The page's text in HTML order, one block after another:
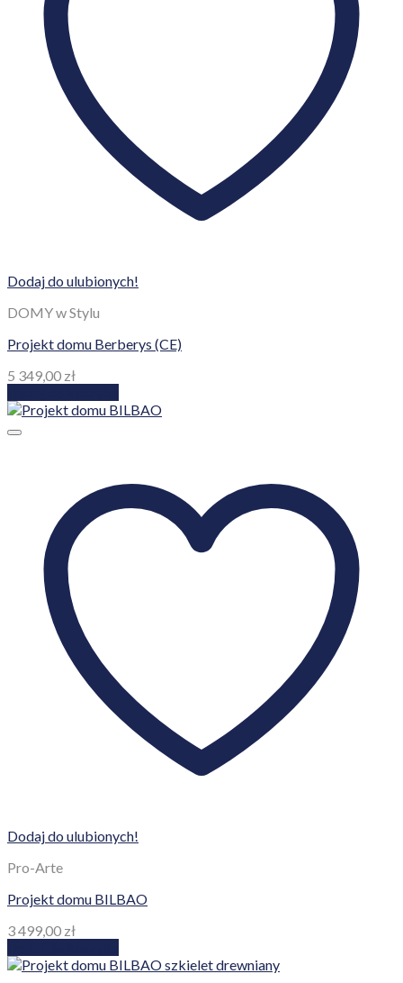
Dodaj do ulubionych!
DOMY w Stylu
Projekt domu Berberys (CE)
5 349,00 zł
Dodaj do ulubionych!
Pro-Arte
Projekt domu BILBAO
3 499,00 zł